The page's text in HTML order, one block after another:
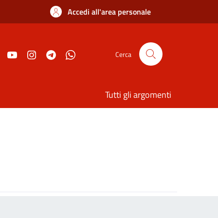
Accedi all'area personale
Cerca
Tutti gli argomenti